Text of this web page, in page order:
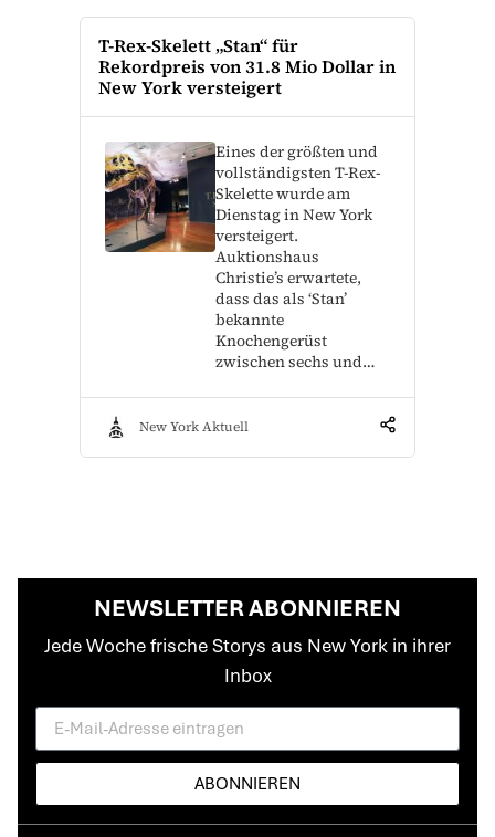
T-Rex-Skelett „Stan“ für
Rekordpreis von 31.8 Mio Dollar in
New York versteigert
Eines der größten und
vollständigsten T-Rex-
Skelette wurde am
Dienstag in New York
versteigert.
Auktionshaus
Christie’s erwartete,
dass das als ‘Stan’
bekannte
Knochengerüst
zwischen sechs und…
New York Aktuell
NEWSLETTER ABONNIEREN
Jede Woche frische Storys aus New York in ihrer
Inbox
ABONNIEREN